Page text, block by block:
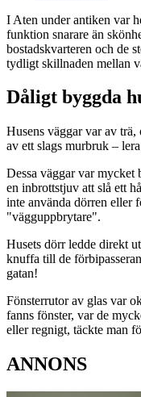
I Aten under antiken var
funktion snarare än
bostadskvarteren och de
tydligt skillnaden mellan
Dåligt byggda
Husens väggar var av trä,
av ett slags murbruk –
Dessa väggar var
en inbrottstjuv att slå ett
inte använda dörren eller
"vägguppbrytare".
Husets dörr ledde direkt
knuffa till de
gatan!
Fönsterrutor av glas var
fanns fönster, var de
eller regnigt, täckte man
ANNONS